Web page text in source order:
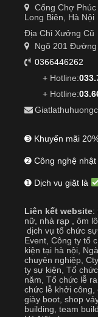
Cổng Chợ
Long Biên, Hà Nội
Địa Chỉ Xưởng Cũ
Ngõ 201
0366446262
+ Hotline:
+ Hotline:
➌ Khuyến mãi
➋ Công nghệ nhật
➊ Dịch vụ giặt là
Liên kết website:
nữ nhà rạp ôm
dịch vụ tổ chức
Event Công ty tổ
kiện tại hà nội
chuyên nghiệp
ty sự kiện Tổ
năm Tổ chức lễ
chức lễ khởi công,
giày boot shop
building team